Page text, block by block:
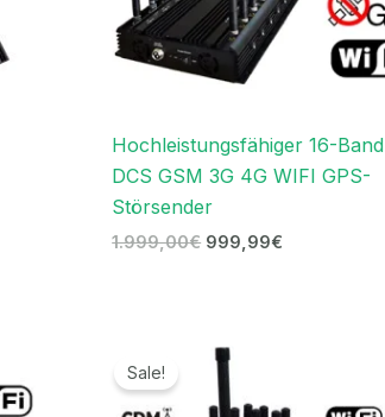
Hochleistungsfähiger 16-Band
DCS GSM 3G 4G WIFI GPS-
Störsender
1.999,00€ 999,99€
Sale!
Preis
war:
499,00€259,99€.